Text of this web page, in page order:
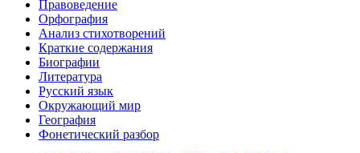
Правоведение
Орфография
Анализ стихотворений
Краткие содержания
Биографии
Литература
Русский язык
Окружающий мир
География
Фонетический разбор